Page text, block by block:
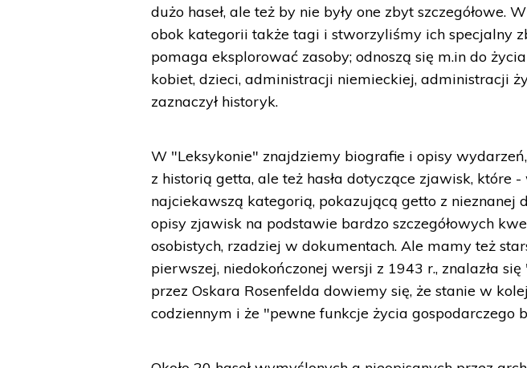
dużo haseł, ale też by nie były one zbyt
obok kategorii także tagi i stworzyliśmy ich specjalny
pomaga eksplorować zasoby; odnoszą się m.in do
kobiet, dzieci, administracji niemieckiej, administracji
zaznaczył historyk.
W "Leksykonie" znajdziemy biografie i opisy
z historią getta, ale też hasła dotyczące zjawisk, które
najciekawszą kategorią, pokazującą getto z nieznanej
opisy zjawisk na podstawie bardzo szczegółowych
osobistych, rzadziej w dokumentach. Ale mamy też
pierwszej, niedokończonej wersji z 1943 r., znalazła
przez Oskara Rosenfelda dowiemy się, że stanie w
codziennym i że "pewne funkcje życia gospodarczego